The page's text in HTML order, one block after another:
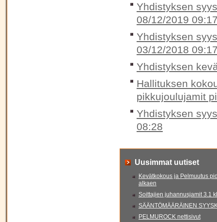
Yhdistyksen
08/12/2019
Yhdistyksen
03/12/2018
Yhdistyksen
Hallituksen
pikkujoulujamit
Yhdistyksen
08:28
Uusimmat uutiset
Kevätkokous ja Pelmuutus
alkaen
Soittajien juhannusjamit 3.1
SÄÄNTÖMÄÄRÄINEN
PELMUROCK nettisivut